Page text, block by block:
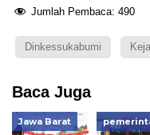
Jumlah Pembaca: 490
Dinkessukabumi
Baca Juga
Jawa Barat